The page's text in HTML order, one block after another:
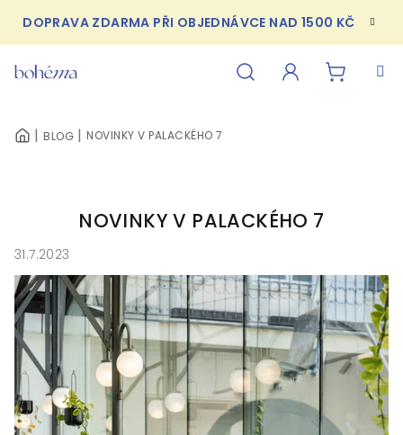
obsah
DOPRAVA ZDARMA PŘI OBJEDNÁVCE NAD 1500 KČ
DOMŮBLOG NOVINKY V PALACKÉHO 7
NOVINKY V PALACKÉHO 7
31.7.2023